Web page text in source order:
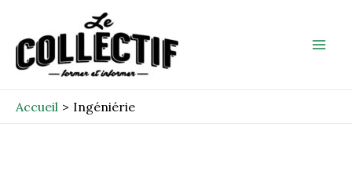
contenu
Accueil Ingéniérie